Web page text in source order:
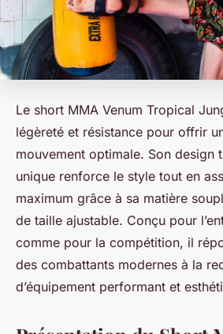
Le short MMA Venum Tropical
légèreté et résistance pour offrir
mouvement optimale. Son design
unique renforce le style tout en
maximum grâce à sa matière
de taille ajustable. Conçu pour
comme pour la compétition, il
des combattants modernes à la
d’équipement performant et